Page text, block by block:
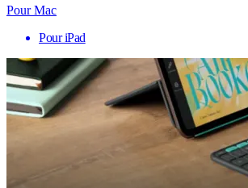
Pour Mac
Pour iPad